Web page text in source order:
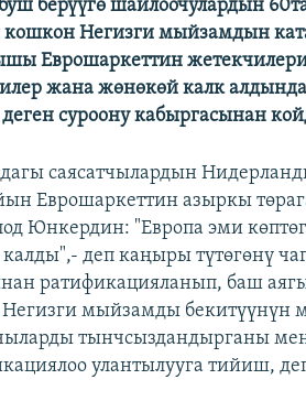
берүүгө шайлоочулардын
Негизги мыйзамдын
Еврошаркеттин
жана жөнөкөй калк
деген суроону кабыргасынан
саясатчылардын
Еврошаркеттин азыркы
Юнкердин: "Европа эми
калды",- деп каңыры түтөгөнү
ратификацияланып, баш
Негизги мыйзамды бекитүүнүн
тынчсыздандырганы
улантылууга тийиш,